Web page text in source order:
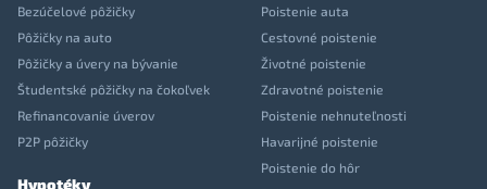
Bezúčelové pôžičky
Pôžičky na auto
Pôžičky a úvery na bývanie
Študentské pôžičky na čokoľvek
Refinancovanie úverov
P2P pôžičky
Hypotéky
Poistenie auta
Cestovné poistenie
Životné poistenie
Zdravotné poistenie
Poistenie nehnuteľnosti
Havarijné poistenie
Poistenie do hôr